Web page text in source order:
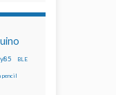
BLE
pencil